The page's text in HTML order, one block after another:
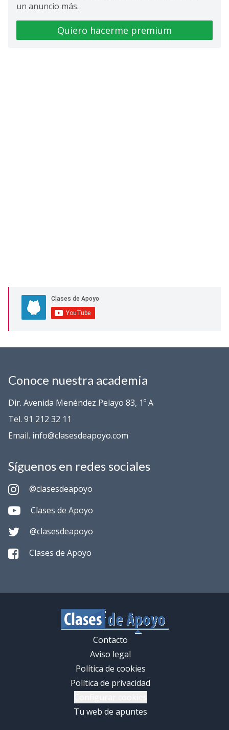
un anuncio más.
Quiero hacerme premium
Conoce nuestra academia
Dir. Avenida Menéndez Pelayo 83, 1º A
Tel. 91 212 32 11
Email. info@clasesdeapoyo.com
Síguenos en redes sociales
@clasesdeapoyo
Clases de Apoyo
@clasesdeapoyo
Clases de Apoyo
Contacto
Aviso legal
Política de cookies
Política de privacidad
Tu web de apuntes